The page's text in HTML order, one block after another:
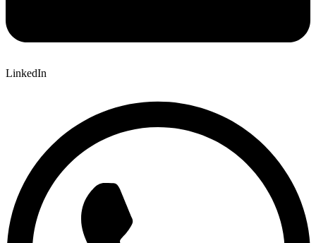
LinkedIn